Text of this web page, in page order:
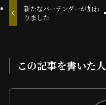
新たなバーテンダーが加わ
りました
この記事を書いた人